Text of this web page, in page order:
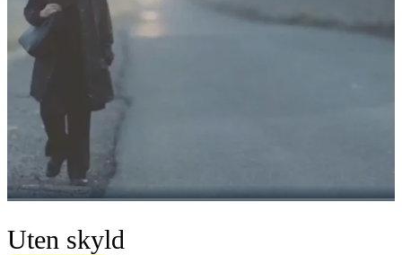
Uten skyld